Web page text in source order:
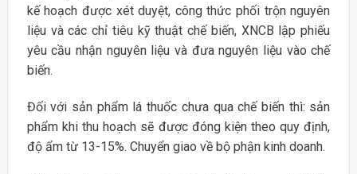
kế hoạch được xét duyệt, công thức phối trộn nguyên
liệu và các chỉ tiêu kỹ thuật chế biến, XNCB lập phiếu
yêu cầu nhận nguyên liệu và đưa nguyên liệu vào chế
biến.
Đối với sản phẩm lá thuốc chưa qua chế biến thì: sản
phẩm khi thu hoạch sẽ được đóng kiện theo quy định,
độ ẩm từ 13-15%. Chuyển giao về bộ phận kinh doanh.